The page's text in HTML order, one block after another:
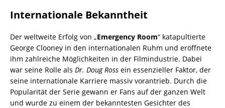
Internationale Bekanntheit
Der weltweite Erfolg von „Emergency Room“ katapultierte
George Clooney in den internationalen Ruhm und eröffnete
ihm zahlreiche Möglichkeiten in der Filmindustrie. Dabei
war seine Rolle als Dr. Doug Ross ein essenzieller Faktor, der
seine internationale Karriere massiv vorantrieb. Durch die
Popularität der Serie gewann er Fans auf der ganzen Welt
und wurde zu einem der bekanntesten Gesichter des